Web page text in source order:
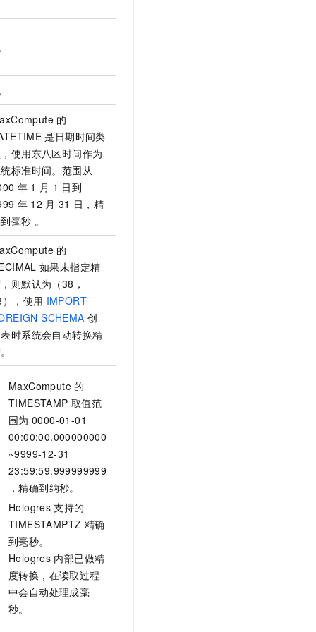
的
是日期时间类
使用东八区时间作为
标准时间。范围从
年 1 月 1 日到
年 12 月 31 日，精
毫秒 。
的
如果未指定精
则默认为（38，
），使用 IMPORT
SCHEMA 创
时系统会自动转换精
MaxCompute 的
TIMESTAMP 取值范
围为 0000-01-01
00:00:00.000000000
~9999-12-31
23:59:59.999999999
，精确到纳秒。
Hologres 支持的
TIMESTAMPTZ 精确
到毫秒。
Hologres 内部已做精
度转换，在读取过程
中会自动处理成毫
秒。